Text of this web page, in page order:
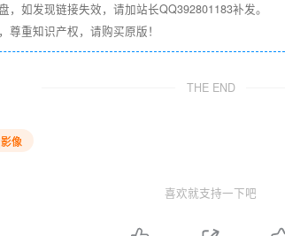
，如发现链接失效，请加站长QQ392801183补发。
尊重知识产权，请购买原版！
THE END
像
喜欢就支持一下吧